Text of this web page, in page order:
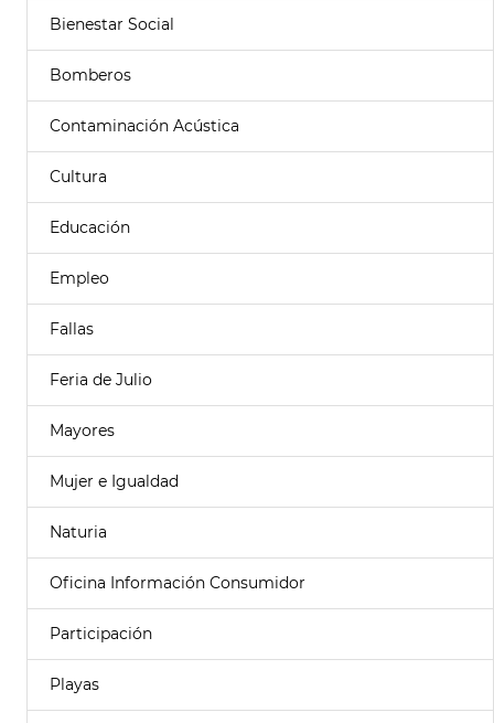
Bienestar Social
Bomberos
Contaminación Acústica
Cultura
Educación
Empleo
Fallas
Feria de Julio
Mayores
Mujer e Igualdad
Naturia
Oficina Información Consumidor
Participación
Playas